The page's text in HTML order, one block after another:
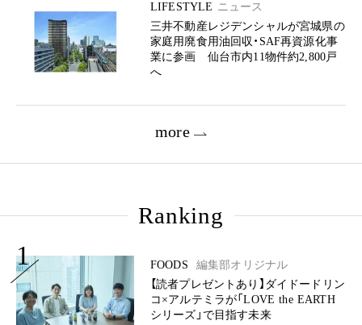
LIFESTYLE ニュース
三井不動産レジデンシャルが宮城県の
家庭用廃食用油回収・SAF再資源化事
業に参画 仙台市内11物件約2,800戸
へ
more
Ranking
1 FOODS
編集部オリジナル
【読者プレゼントあり】ダイドードリン
コ×アルテミラが「LOVE the EARTH
シリーズ」で目指す未来